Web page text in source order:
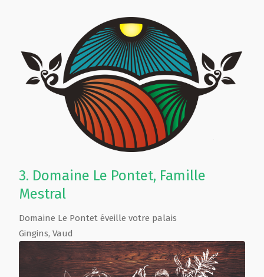
3. Domaine Le Pontet, Famille
Mestral
Domaine Le Pontet éveille votre palais
Gingins, Vaud